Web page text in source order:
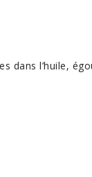
dans l’huile,